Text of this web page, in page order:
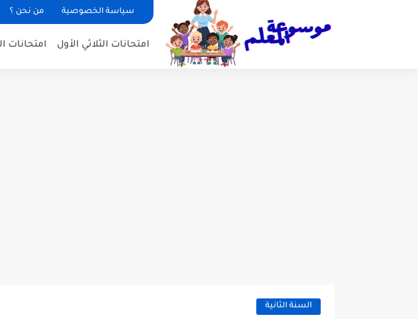
سياسة الخصوصية من نحن ؟
امتحانات الثلاثي الأول امتحانات
السنة الثانية